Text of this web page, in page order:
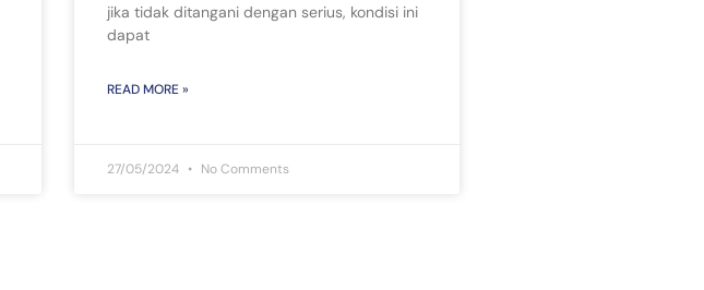
jika tidak ditangani dengan serius, kondisi ini
dapat
READ MORE »
27/05/2024 No Comments